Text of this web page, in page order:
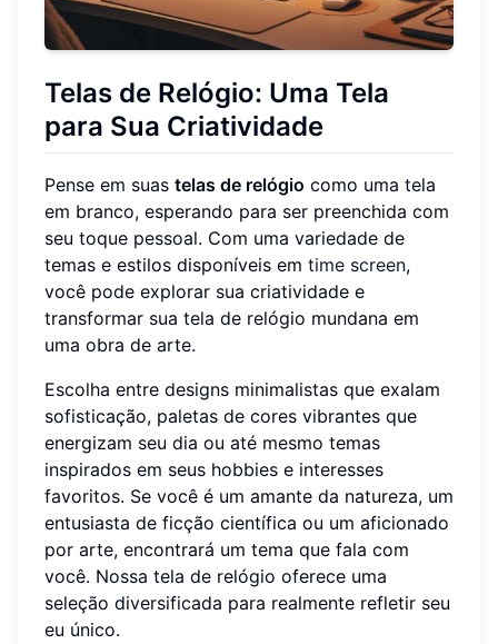
Telas de Relógio: Uma Tela
para Sua Criatividade
Pense em suas telas de relógio como uma tela
em branco, esperando para ser preenchida com
seu toque pessoal. Com uma variedade de
temas e estilos disponíveis em time screen,
você pode explorar sua criatividade e
transformar sua tela de relógio mundana em
uma obra de arte.
Escolha entre designs minimalistas que exalam
sofisticação, paletas de cores vibrantes que
energizam seu dia ou até mesmo temas
inspirados em seus hobbies e interesses
favoritos. Se você é um amante da natureza, um
entusiasta de ficção científica ou um aficionado
por arte, encontrará um tema que fala com
você. Nossa tela de relógio oferece uma
seleção diversificada para realmente refletir seu
eu único.